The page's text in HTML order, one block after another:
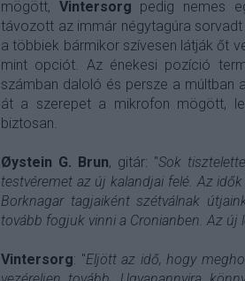
mögött, Vintersorg pedig nemes
távozott az immár négytagúra
a többiek bármikor szívesen látják őt
mint opciót. Az énekesi pozíció
számban daloló és persze a
át a szerepet a mikrofon mögött,
biztosan.
Øystein G. Brun, gitár: "Sok
testvéremet az új kalandjai felé. Az
Borknagar tagjaiként szétválnak
tovább fogjuk vinni a Cronianben. Az
Vintersorg: "Eljött az idő, hogy